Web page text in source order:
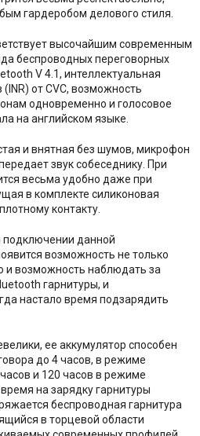
гардеробом делового стиля.
высочайшим современным
беспроводных переговорных
V 4.1, интеллектуальная
от CVC, возможность
одновременно и голосовое
на английском языке.
и внятная без шумов, микрофон
звук собеседнику. При
весьма удобно даже при
в комплекте силиконовая
контакту.
данной
возможность не только
и возможность наблюдать за
гарнитуры, и
настало время подзарядить
ее аккумулятор способен
до 4 часов, в режиме
и 120 часов в режиме
на зарядку гарнитуры
беспроводная гарнитура
в торцевой области